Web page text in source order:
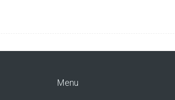
Menu